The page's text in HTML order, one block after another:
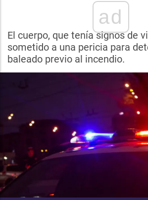
ad
El cuerpo, que tenía signos de
sometido a una pericia para
baleado previo al incendio.